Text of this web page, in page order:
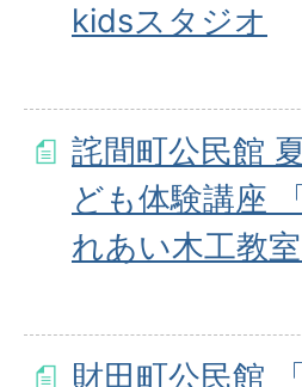
kidsスタジオ
詫間町公民館
ども体験講座
れあい木工教室
財田町公民館